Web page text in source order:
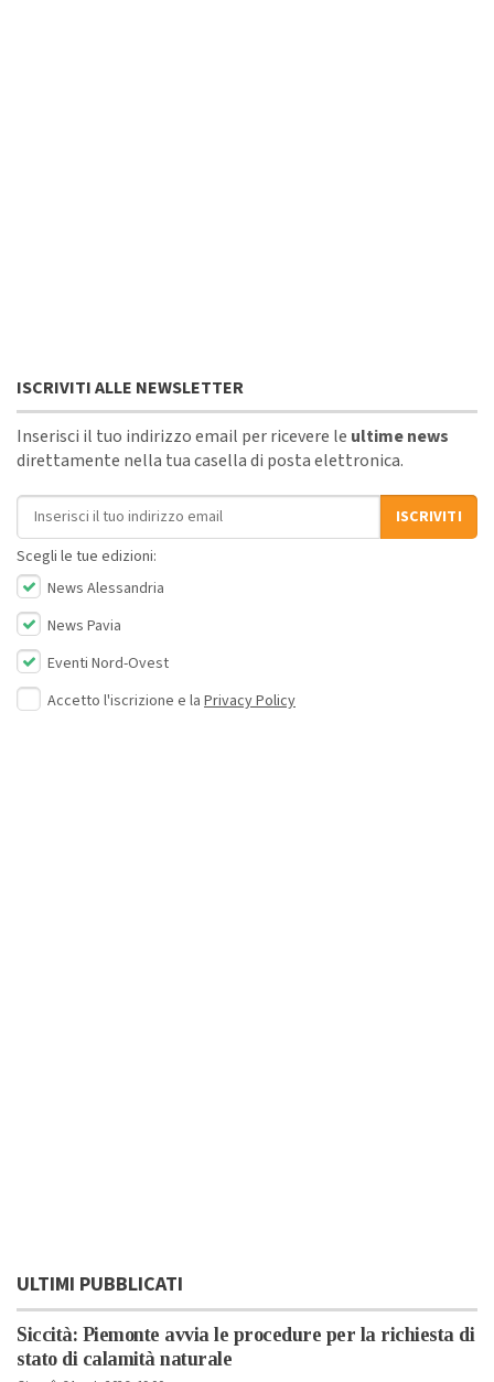
ISCRIVITI ALLE NEWSLETTER
Inserisci il tuo indirizzo email per ricevere le ultime news
direttamente nella tua casella di posta elettronica.
Indirizzo email
ISCRIVITI
Scegli le tue edizioni:
News Alessandria
News Pavia
Eventi Nord-Ovest
Accetto l'iscrizione e la Privacy Policy
ULTIMI PUBBLICATI
Siccità: Piemonte avvia le procedure per la richiesta di
stato di calamità naturale